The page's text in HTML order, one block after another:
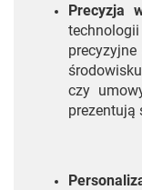
Precyzja
czy
prezentują